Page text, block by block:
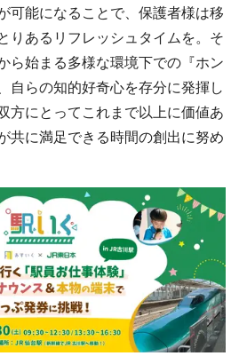
可能になることで、保護者様は移
りあるリフレッシュタイムを。そ
ら始まる多様な環境下での『ホン
自らの知的好奇心を存分に発揮し
方にとってこれまで以上に価値あ
共に満足できる時間の創出に努め